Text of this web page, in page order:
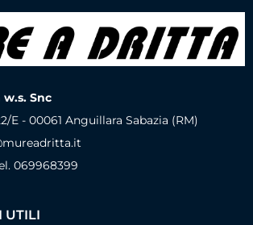
Snc
E - 00061 Anguillara Sabazia (RM)
069968399
UTILI